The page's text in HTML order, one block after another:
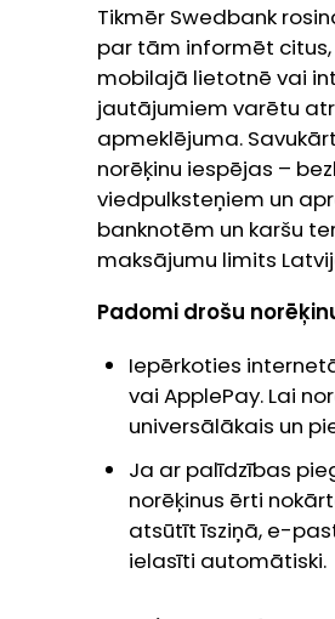
Tikmēr Swedbank
par tām informēt
mobilajā lietotnē vai
jautājumiem varētu
apmeklējuma.
norēķinu iespējas –
viedpulksteņiem un
banknotēm un karšu
maksājumu limits
Padomi drošu
Iepērkoties
vai ApplePay. Lai
universālākais un
Ja ar palīdzības
norēķinus ērti
atsūtīt īsziņā, e-
ielasīti automātiski.